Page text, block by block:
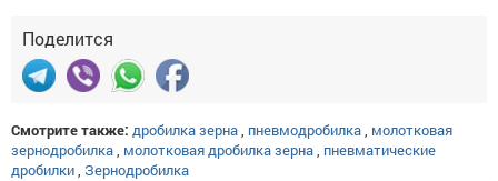
Поделится
Смотрите также: дробилка зерна пневмодробилка молотковая
зернодробилка молотковая дробилка зерна пневматические
дробилки Зернодробилка